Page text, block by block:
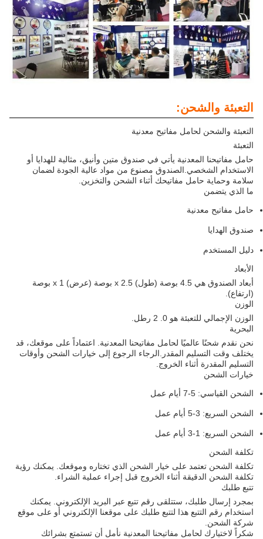
التعبئة والشحن:
التعبئة والشحن لحامل مفاتيح معدنية
التعبئة
حامل مفاتيحنا المعدنية يأتي في صندوق متين وأنيق، مثالية للهدايا أو
الاستخدام الشخصي.الصندوق مصنوع من مواد عالية الجودة لضمان
سلامة وحماية حامل مفاتيحك أثناء الشحن والتخزين.
ما الذي يتضمن
حامل مفاتيح معدنية
صندوق الهدايا
دليل المستخدم
الأبعاد
أبعاد الصندوق هي 4.5 بوصة (طول) x 2.5 بوصة (عرض) x 1 بوصة
(ارتفاع).
الوزن
الوزن الإجمالي للتعبئة هو 0. 2 رطل.
البحرية
نحن نقدم شحنًا عالميًا لحامل مفاتيحنا المعدنية. اعتماداً على موقعك، قد
يختلف وقت التسليم المقدر.الرجاء الرجوع إلى خيارات الشحن وأوقات
التسليم المقدرة أثناء الخروج.
خيارات الشحن
الشحن القياسي: 5-7 أيام عمل
الشحن السريع: 3-5 أيام عمل
الشحن السريع: 1-3 أيام عمل
تكلفة الشحن
تكلفة الشحن تعتمد على خيار الشحن الذي تختاره وموقعك. يمكنك رؤية
تكلفة الشحن الدقيقة أثناء الخروج قبل إجراء عملية الشراء.
تتبع طلبك
بمجرد إرسال طلبك، ستتلقى رقم تتبع عبر البريد الإلكتروني. يمكنك
استخدام رقم التتبع هذا لتتبع طلبك على موقعنا الإلكتروني أو على موقع
شركة الشحن.
شكراً لاختيارك لحامل مفاتيحنا المعدنية نأمل أن تستمتع بشرائك